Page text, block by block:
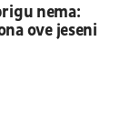
nema:
ove jeseni